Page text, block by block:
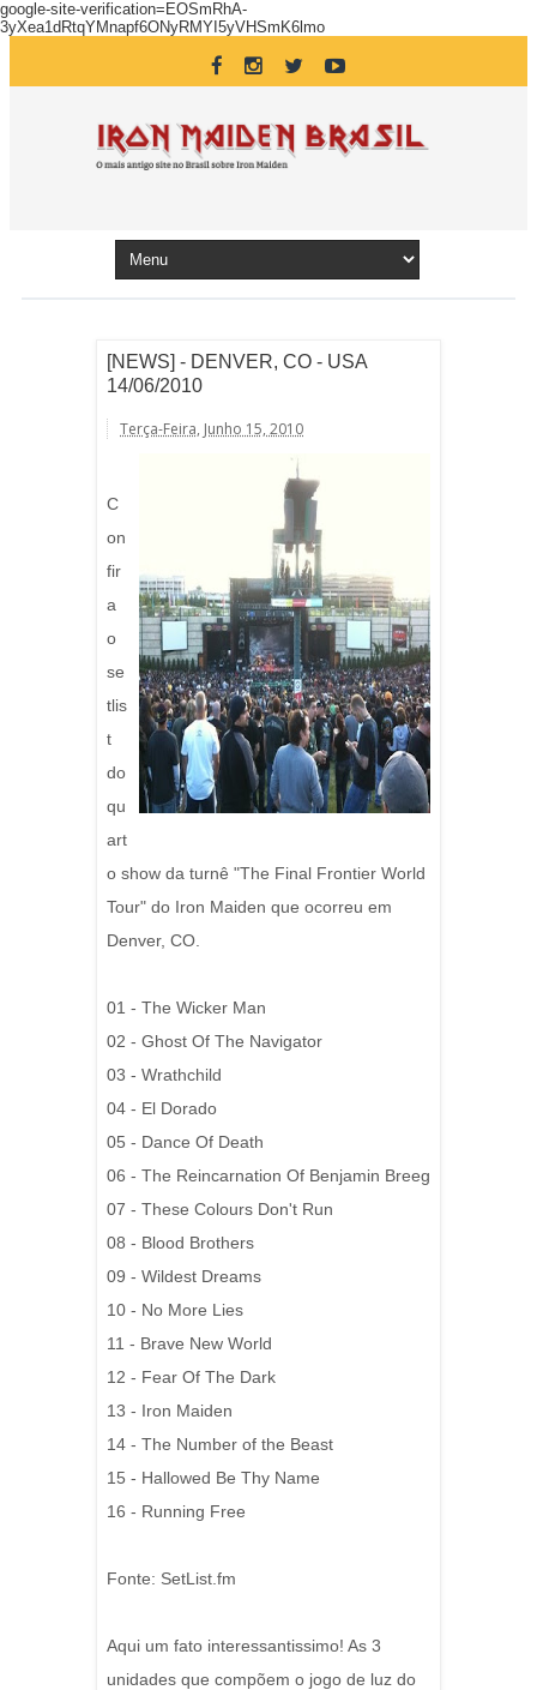
google-site-verification=EOSmRhA-
3yXea1dRtqYMnapf6ONyRMYI5yVHSmK6lmo
[NEWS] - DENVER, CO - USA
14/06/2010
Terça-Feira, Junho 15, 2010
C
on
fir
a
o
se
tlis
t
do
qu
art
o show da turnê "The Final Frontier World
Tour" do Iron Maiden que ocorreu em
Denver, CO.
01 - The Wicker Man
02 - Ghost Of The Navigator
03 - Wrathchild
04 - El Dorado
05 - Dance Of Death
06 - The Reincarnation Of Benjamin Breeg
07 - These Colours Don't Run
08 - Blood Brothers
09 - Wildest Dreams
10 - No More Lies
11 - Brave New World
12 - Fear Of The Dark
13 - Iron Maiden
14 - The Number of the Beast
15 - Hallowed Be Thy Name
16 - Running Free
Fonte: SetList.fm
Aqui um fato interessantissimo! As 3
unidades que compõem o jogo de luz do